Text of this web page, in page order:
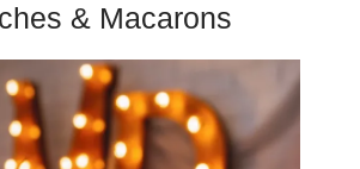
& Macarons